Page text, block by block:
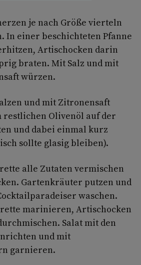
je nach Größe vierteln
In einer beschichteten Pfanne
Artischo­cken darin
braten. Mit Salz und mit
würzen.
und mit Zi­tronensaft
Olivenöl auf der
und dabei einmal kurz
sollte glasig bleiben).
alle Zutaten vermischen
Gartenkräuter putzen und
wa­schen.
mari­nieren, Artischocken
Salat mit den
und mit
garnieren.